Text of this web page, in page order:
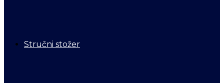
Stručni stožer